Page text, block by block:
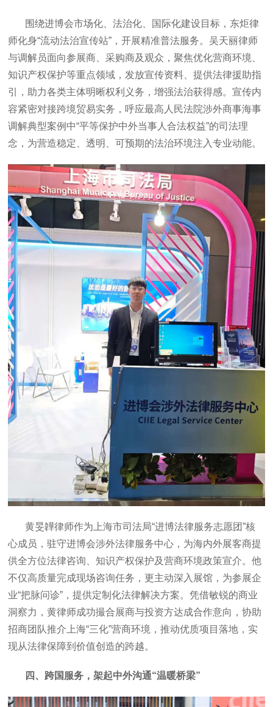
围绕进博会市场化、法治化、国际化建设目标，东炬律
师化身“流动法治宣传站”，开展精准普法服务。吴天丽律师
与调解员面向参展商、采购商及观众，聚焦优化营商环境、
知识产权保护等重点领域，发放宣传资料、提供法律援助指
引，助力各类主体明晰权利义务，增强法治获得感。宣传内
容紧密对接跨境贸易实务，呼应最高人民法院涉外商事海事
调解典型案例中“平等保护中外当事人合法权益”的司法理
念，为营造稳定、透明、可预期的法治环境注入专业动能。
黄旻韡律师作为上海市司法局“进博法律服务志愿团”核
心成员，驻守进博会涉外法律服务中心，为海内外展客商提
供全方位法律咨询、知识产权保护及营商环境政策宣介。他
不仅高质量完成现场咨询任务，更主动深入展馆，为参展企
业“把脉问诊”，提供定制化法律解决方案。凭借敏锐的商业
洞察力，黄律师成功撮合展商与投资方达成合作意向，协助
招商团队推介上海“三化”营商环境，推动优质项目落地，实
现从法律保障到价值创造的跨越。
四、跨国服务，架起中外沟通“温暖桥梁”